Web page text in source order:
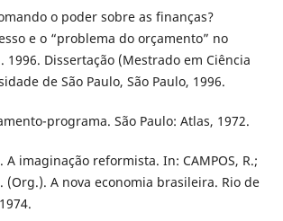
o poder sobre as finanças?
e o “problema do orçamento” no
1996. Dissertação (Mestrado em Ciência
de São Paulo, São Paulo, 1996.
programa. São Paulo: Atlas, 1972.
A imaginação reformista. In: CAMPOS, R.;
(Org.). A nova economia brasileira. Rio de